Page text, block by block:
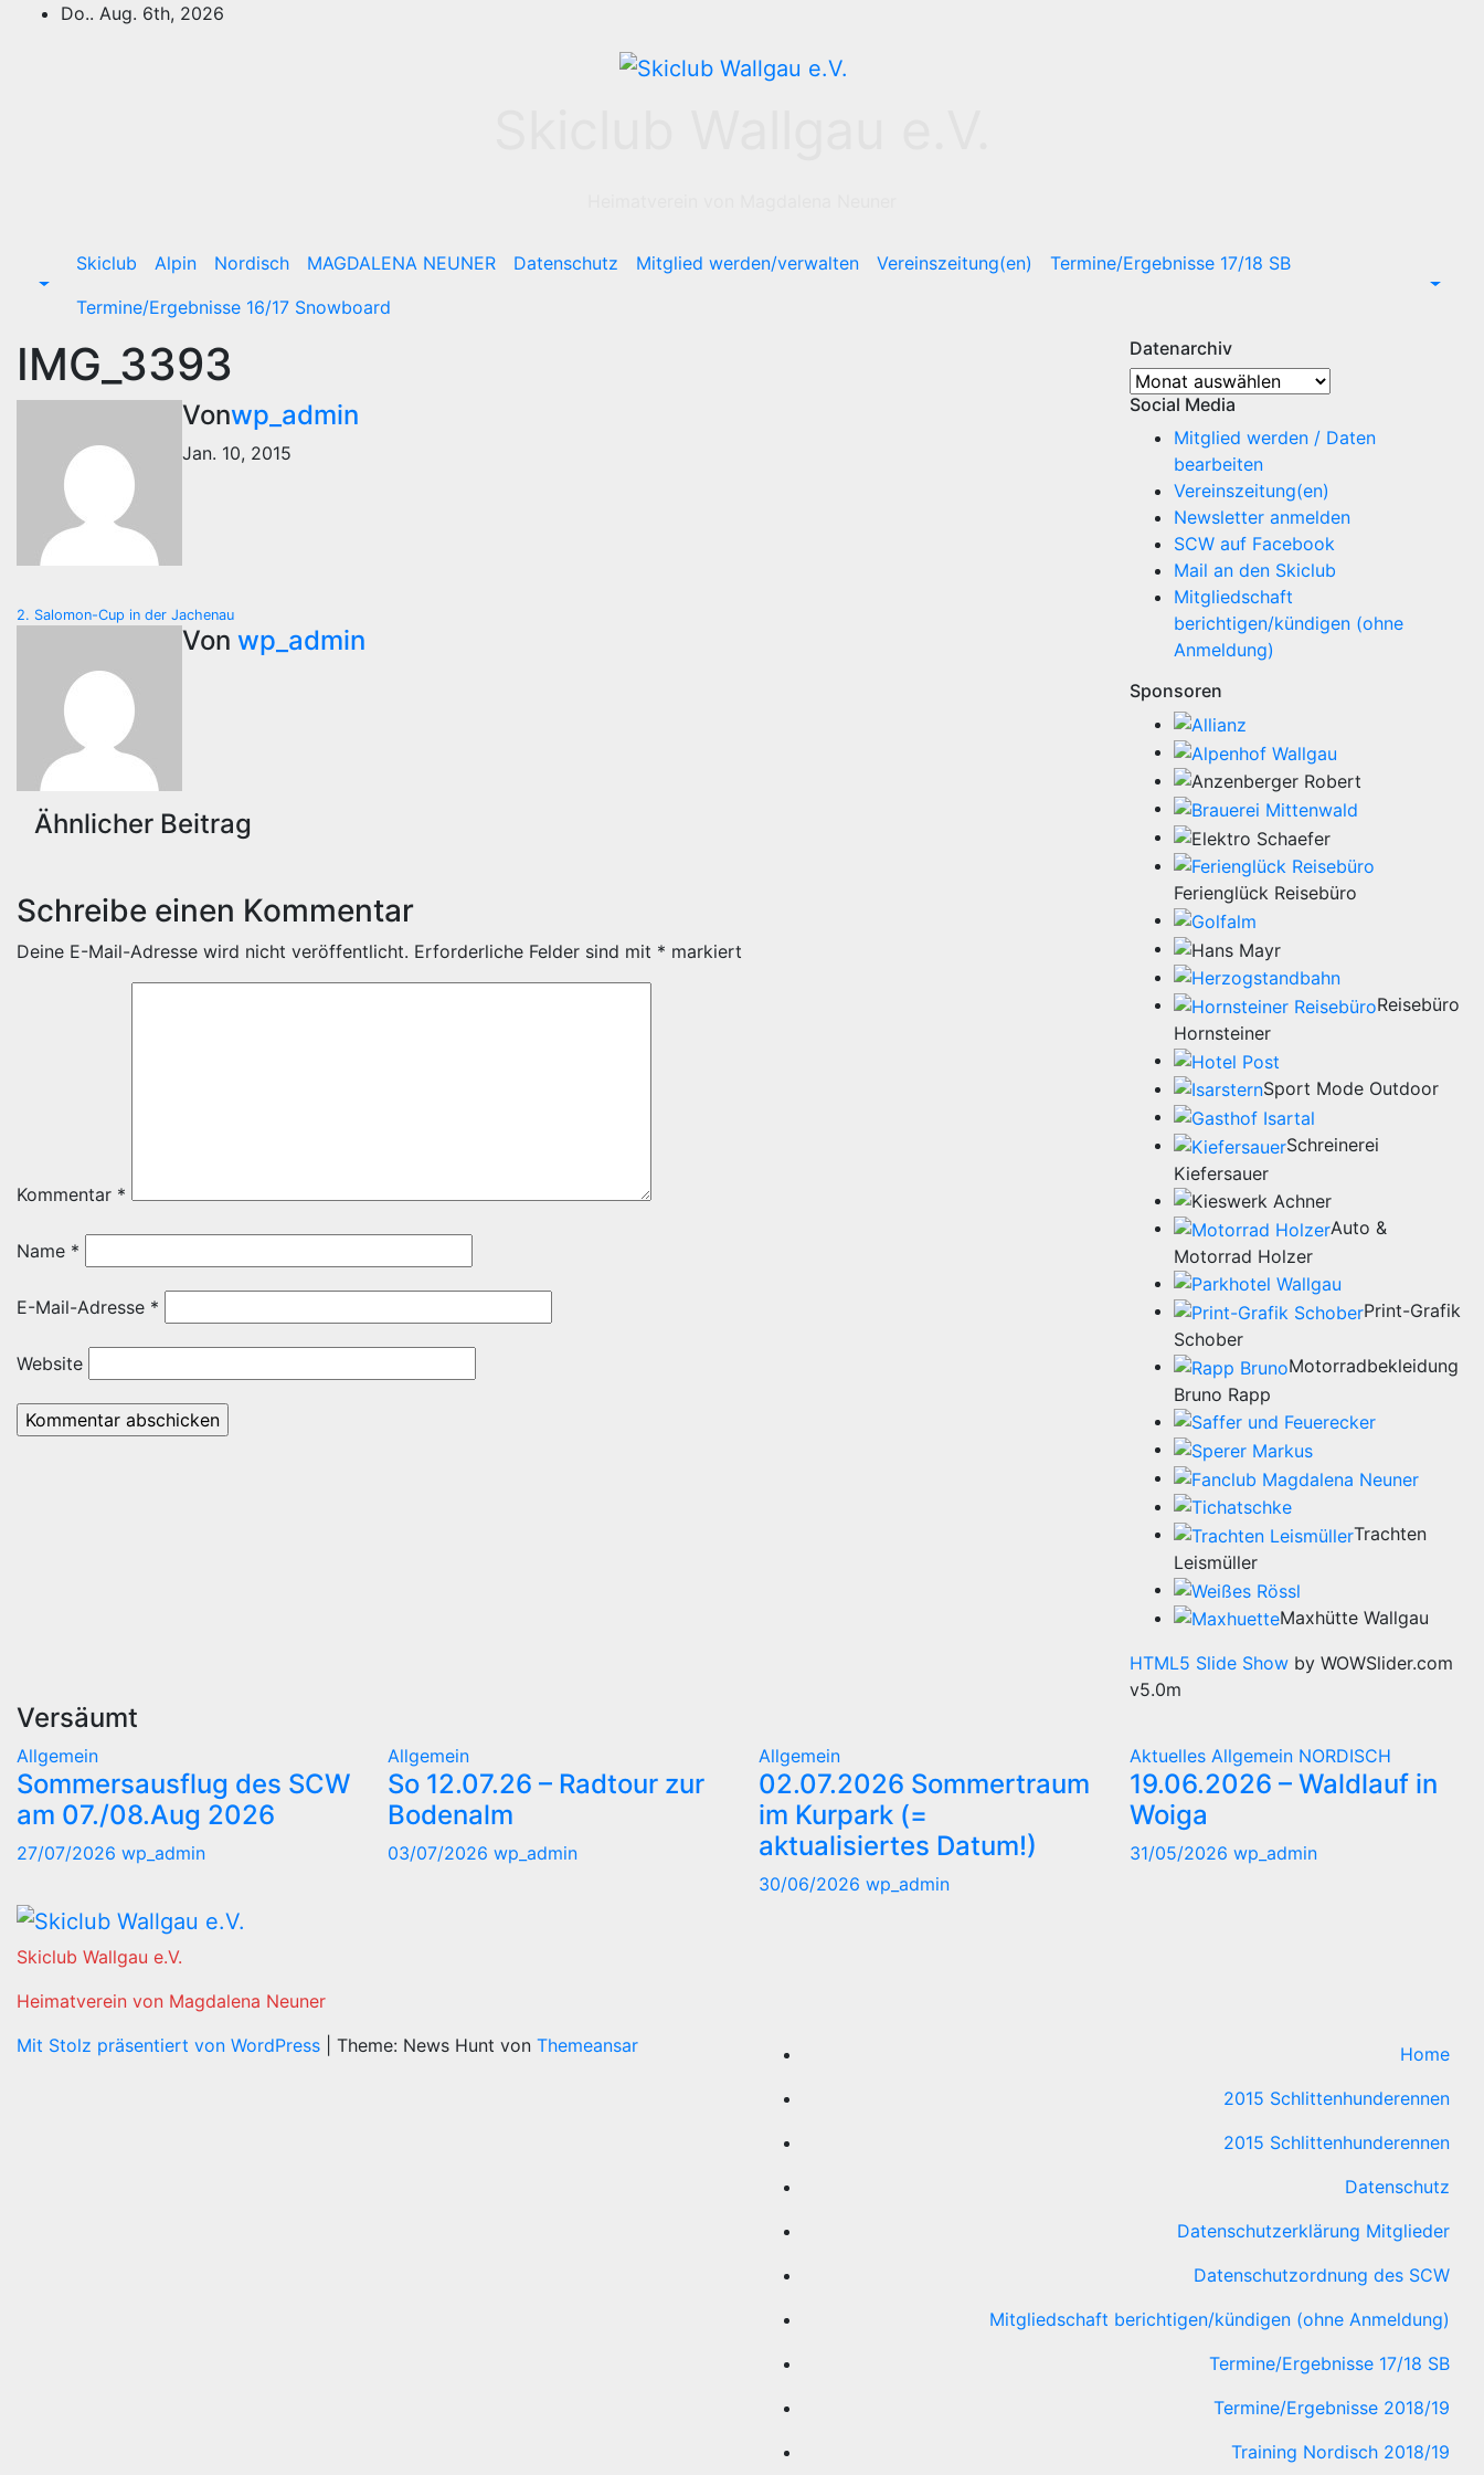
Do.. Aug. 6th, 2026
Skiclub Alpin Nordisch MAGDALENA NEUNER Datenschutz Mitglied werden/verwalten Vereinszeitung(en)
Termine/Ergebnisse 17/18 SB
Termine/Ergebnisse 16/17 Snowboard
IMG_3393
Vonwp_admin
Jan. 10, 2015
Beitragsnavigation
2. Salomon-Cup in der Jachenau
Von wp_admin
Ähnlicher Beitrag
Schreibe einen Kommentar
Deine E-Mail-Adresse wird nicht veröffentlicht. Erforderliche Felder sind mit * markiert
Kommentar *
Name *
E-Mail-Adresse *
Website
Datenarchiv
Datenarchiv
Social Media
Mitglied werden / Daten
bearbeiten
Vereinszeitung(en)
Newsletter anmelden
SCW auf Facebook
Mail an den Skiclub
Mitgliedschaft
berichtigen/kündigen (ohne
Anmeldung)
Sponsoren
Ferienglück Reisebüro
Reisebüro
Hornsteiner
Sport Mode Outdoor
Schreinerei
Kiefersauer
Auto &
Motorrad Holzer
Print-Grafik
Schober
Motorradbekleidung
Bruno Rapp
Trachten
Leismüller
Maxhütte Wallgau
HTML5 Slide Show by WOWSlider.com
v5.0m
Versäumt
Allgemein
Sommersausflug des SCW
am 07./08.Aug 2026
27/07/2026 wp_admin
Allgemein
So 12.07.26 – Radtour zur
Bodenalm
03/07/2026 wp_admin
Allgemein
02.07.2026 Sommertraum
im Kurpark (=
aktualisiertes Datum!)
30/06/2026 wp_admin
Aktuelles Allgemein NORDISCH
19.06.2026 – Waldlauf in
Woiga
31/05/2026 wp_admin
Skiclub Wallgau e.V.
Heimatverein von Magdalena Neuner
Mit Stolz präsentiert von WordPress
Theme: News Hunt von Themeansar
Home
2015 Schlittenhunderennen
2015 Schlittenhunderennen
Datenschutz
Datenschutzerklärung Mitglieder
Datenschutzordnung des SCW
Mitgliedschaft berichtigen/kündigen (ohne Anmeldung)
Termine/Ergebnisse 17/18 SB
Termine/Ergebnisse 2018/19
Training Nordisch 2018/19